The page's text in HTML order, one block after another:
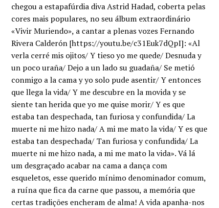
chegou a estapafúrdia diva Astrid Hadad, coberta pelas
cores mais populares, no seu álbum extraordinário
«Vivir Muriendo», a cantar a plenas vozes Fernando
Rivera Calderón [https://youtu.be/c31Euk7dQpI]: «Al
verla cerré mis ojitos/ Y tieso yo me quede/ Desnuda y
un poco uraña/ Dejo a un lado su guadaña/ Se metió
conmigo a la cama y yo solo pude asentir/ Y entonces
que llega la vida/ Y me descubre en la movida y se
siente tan herida que yo me quise morir/ Y es que
estaba tan despechada, tan furiosa y confundida/ La
muerte ni me hizo nada/ A mi me mato la vida/ Y es que
estaba tan despechada/ Tan furiosa y confundida/ La
muerte ni me hizo nada, a mi me mato la vida». Vá lá
um desgraçado acabar na cama a dança com
esqueletos, esse querido mínimo denominador comum,
a ruína que fica da carne que passou, a memória que
certas tradições encheram de alma! A vida apanha-nos